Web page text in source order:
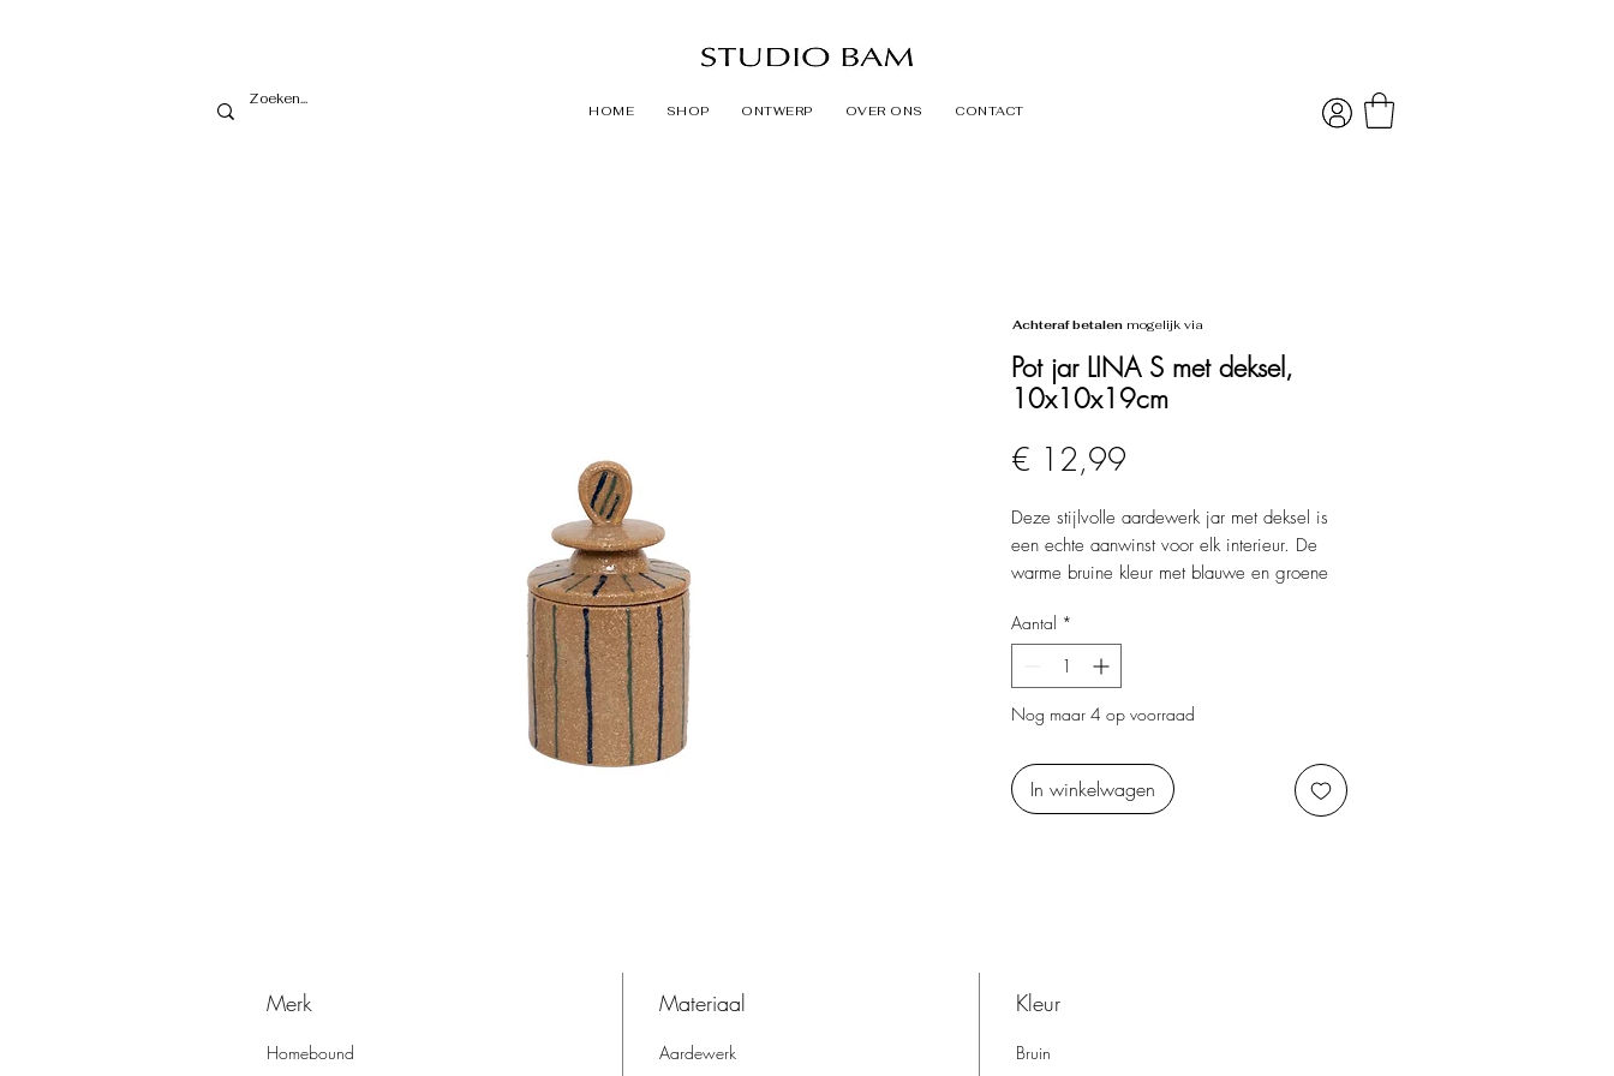
HOME SHOP ONTWERP OVER ONS CONTACT
Pot jar LINA S met deksel,
10x10x19cm
€ 12,99
Deze stijlvolle aardewerk jar met deksel is
een echte aanwinst voor elk interieur. De
warme bruine kleur met blauwe en groene
moderne uitstraling. Ideaal om kleine spullen
in te bewaren of gewoon als decoratief
accent in huis neer te zetten.
Aantal *
Nog maar 4 op voorraad
In winkelwagen
Merk
Homebound
Materiaal
Aardewerk
Kleur
Bruin
Achteraf betalen mogelijk via